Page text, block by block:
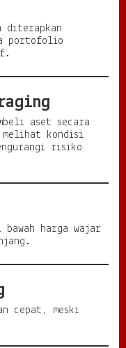
diterapkan
portofolio
aset secara
kondisi
risiko
harga wajar
cepat, meski